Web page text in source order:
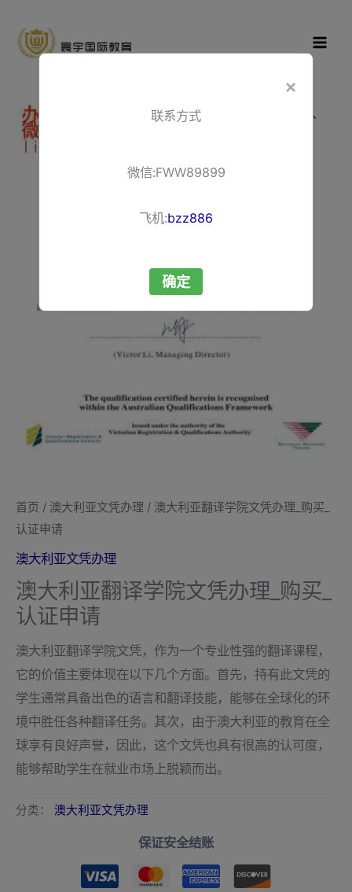
育
首页 / 澳大利亚文凭办理 / 澳大利亚翻译学院文凭办理_购买_
认证申请
澳大利亚文凭办理
澳大利亚翻译学院文凭办理_购买_
认证申请
澳大利亚翻译学院文凭，作为一个专业性强的翻译课程，
它的价值主要体现在以下几个方面。首先，持有此文凭的
学生通常具备出色的语言和翻译技能，能够在全球化的环
境中胜任各种翻译任务。其次，由于澳大利亚的教育在全
球享有良好声誉，因此，这个文凭也具有很高的认可度，
能够帮助学生在就业市场上脱颖而出。
分类： 澳大利亚文凭办理
保证安全结账
×
联系方式
微信:FWW89899
飞机:bzz886
确定